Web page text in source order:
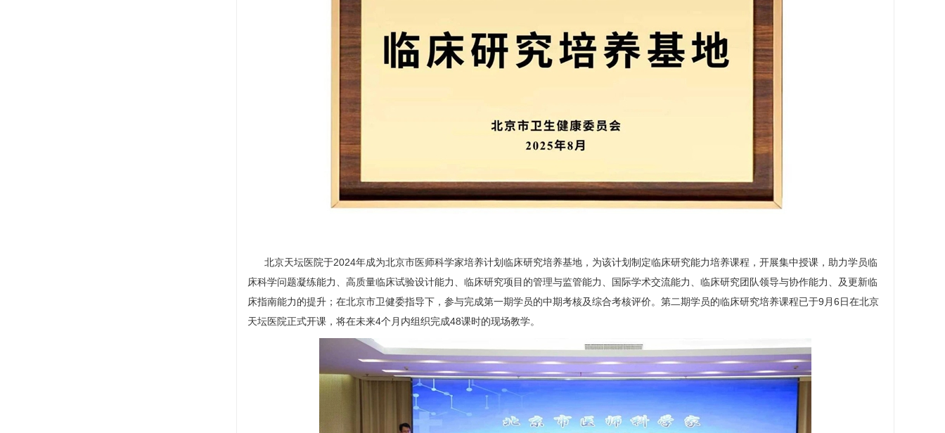
北京天坛医院于2024年成为北京市医师科学家培养计划临床研究培养基地，为该计划制定临床研究能力培养课程，开展集中授课，助力学员临
床科学问题凝练能力、高质量临床试验设计能力、临床研究项目的管理与监管能力、国际学术交流能力、临床研究团队领导与协作能力、及更新临
床指南能力的提升；在北京市卫健委指导下，参与完成第一期学员的中期考核及综合考核评价。第二期学员的临床研究培养课程已于9月6日在北京
天坛医院正式开课，将在未来4个月内组织完成48课时的现场教学。